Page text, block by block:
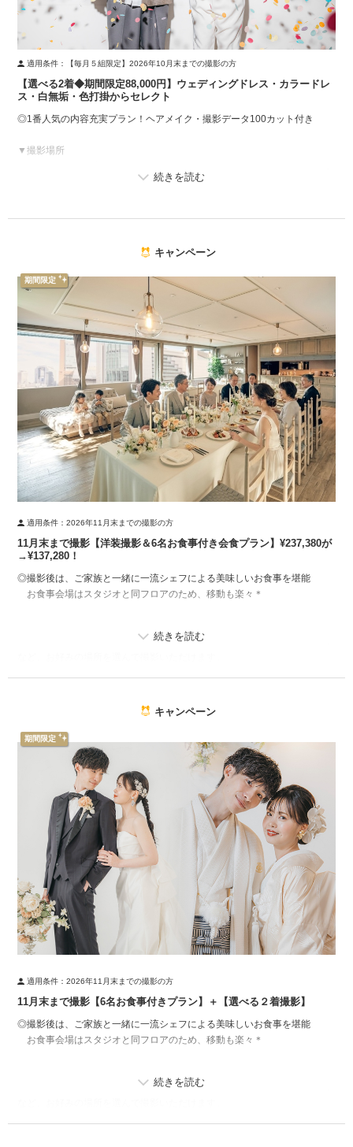
適用条件： 【毎月５組限定】2026年10月末までの撮影の方
【選べる2着◆期間限定88,000円】ウェディングドレス・カラードレ
ス・白無垢・色打掛からセレクト
◎1番人気の内容充実プラン！ヘアメイク・撮影データ100カット付き
▼撮影場所
など、お好みの場所を選んで撮影いただけます。
・ウェディングドレス／カラードレス／白無垢／色打掛の中から2着
・衣装小物一式
・着付け
・ヘアメイク
・アートブーケ
・撮影データ100カット
※初回来館のお客様が対象となります
※ご契約時に本画面をスタッフまでご提示ください
※既にご契約済みのお客様は、プラン変更を承ることができません
※諸条件により、追加料金が発生する場合がございます
キャンペーン
期間限定
適用条件： 2026年11月末までの撮影の方
11月末まで撮影【洋装撮影＆6名お食事付き会食プラン】¥237,380が
→¥137,280！
◎撮影後は、ご家族と一緒に一流シェフによる美味しいお食事を堪能
お食事会場はスタジオと同フロアのため、移動も楽々＊
バリエーション豊富なフォトブースや、グリーンに囲まれたエントランス
・タキシード
・衣装小物一式
・ヘアメイク
・アートブーケ
・撮影データ50カット
▼お料理コース内容（6名様分）
・オードブル
・肉料理
・魚料理
・デザート
・ソフトドリンク／アルコール（フリードリンク）
※1名様追加／13,750円(税込)
※諸条件により、追加料金が発生する場合がございます
キャンペーン
期間限定
適用条件： 2026年11月末までの撮影の方
11月末まで撮影【6名お食事付きプラン】＋【選べる２着撮影】
◎撮影後は、ご家族と一緒に一流シェフによる美味しいお食事を堪能
お食事会場はスタジオと同フロアのため、移動も楽々＊
バリエーション豊富なフォトブースや、グリーンに囲まれたエントランス